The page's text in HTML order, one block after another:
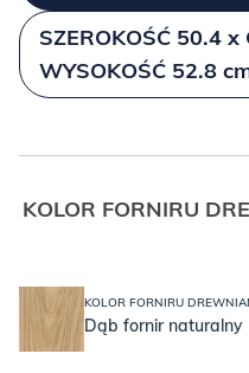
SZEROKOŚĆ 50.4
WYSOKOŚĆ 52.8
KOLOR FORNIRU
KOLOR FORNIRU
Dąb fornir naturalny